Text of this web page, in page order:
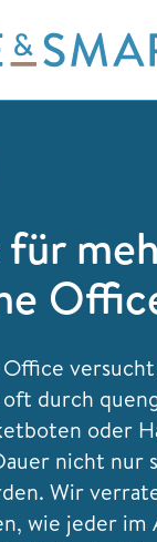
für
durch
oder
nicht nur
Wir
wie jeder